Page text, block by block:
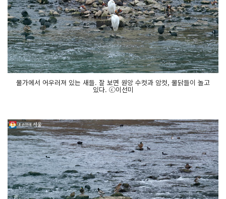
물가에서 어우러져 있는 새들. 잘 보면 원앙 수컷과 암컷, 물닭들이 놀고
있다. ⓒ이선미